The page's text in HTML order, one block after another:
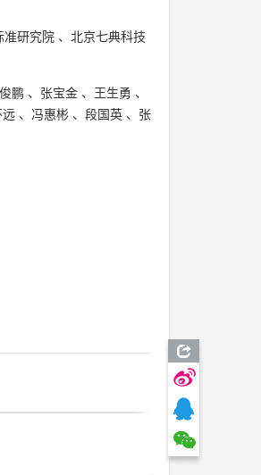
准研究院 、 北京七典科技
鹏 、 张宝金 、 王生勇 、
远 、 冯惠彬 、 段国英 、 张